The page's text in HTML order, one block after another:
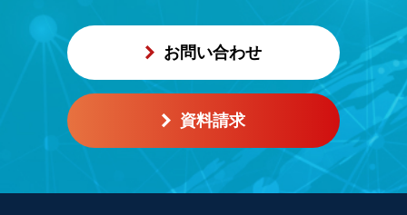
お問い合わせ
資料請求